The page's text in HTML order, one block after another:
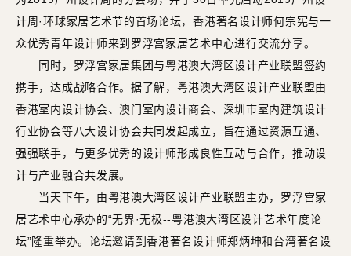
计周·环球家居艺术节的首场论坛，香港著名设计师何宗宪与一
众优秀青年设计师来到罗浮宫家居艺术中心进行交流分享。
同时，罗浮宫家居集团与粤港澳大湾区设计产业联盟签约
携手，达成战略合作。据了解，粤港澳大湾区设计产业联盟由
香港室内设计协会、澳门室内设计商会、深圳市室内建筑设计
行业协会等八大设计协会共同发起成立，旨在通过资源互通、
强强联手，与更多优秀的设计师形成良性互动与合作，推动设
计与产业融合共发展。
当天下午，由粤港澳大湾区设计产业联盟主办，罗浮宫家
居艺术中心承办的“无界·无极--粤港澳大湾区设计艺术年度论
坛”隆重举办。论坛邀请到香港著名设计师郑炳坤和台湾著名设